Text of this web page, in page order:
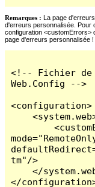
Remarques : La page
d'erreurs personnalisée. Pour
configuration <customErrors>
page d'erreurs personnalisée !
<!-- Fichier de
Web.Config -->
<configuration>
    <system.web>
        <customErrors
tm"/>
    </system.web>
</